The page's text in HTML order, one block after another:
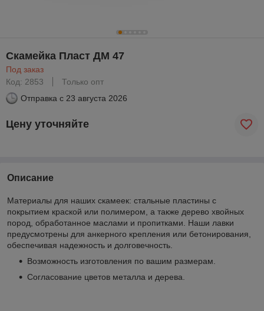
Скамейка Пласт ДМ 47
Под заказ
Код: 2853
Только опт
Отправка с 23 августа 2026
Цену уточняйте
Описание
Материалы для наших скамеек: стальные пластины с
покрытием краской или полимером, а также дерево хвойных
пород, обработанное маслами и пропитками. Наши лавки
предусмотрены для анкерного крепления или бетонирования,
обеспечивая надежность и долговечность.
Возможность изготовления по вашим размерам.
Согласование цветов металла и дерева.